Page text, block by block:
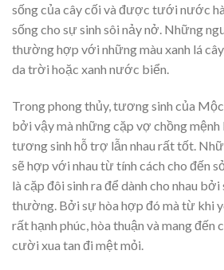
sống của cây cối và được tưới nước
sống cho sự sinh sôi nảy nở. Những
thường hợp với những màu xanh lá
da trời hoặc xanh nước biển.
Trong phong thủy, tương sinh của
bởi vậy mà những cặp vợ chồng
tương sinh hỗ trợ lẫn nhau rất tốt.
sẽ hợp với nhau từ tính cách cho đến
là cặp đôi sinh ra để dành cho nhau
thường. Bởi sự hòa hợp đó mà từ khi
rất hạnh phúc, hòa thuận và mang đến
cười xua tan đi mệt mỏi.